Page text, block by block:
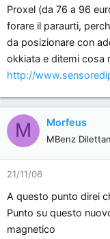
Proxel (da 76 a 96
forare il paraurti,
da posizionare con
okkiata e ditemi cosa
http://
M Morfeus
MBenz
21/11/06
A questo punto direi
Punto su questo
magnetico